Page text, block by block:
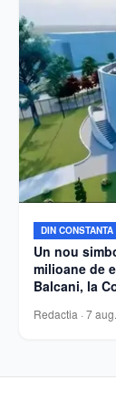
DIN CONSTANTA
Un nou
milioane de
Balcani, la
Redactia · 7